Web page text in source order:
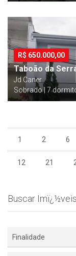
R$ 650.000,00
Taboão da
Jd Caner
Sobrado | 7
1 2
6
12 21
Buscar Imï¿½veis
Finalidade